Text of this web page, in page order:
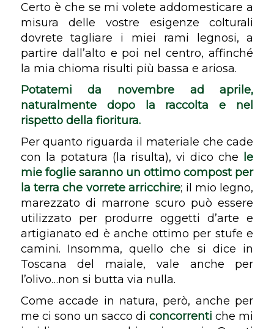
Certo è che se mi volete addomesticare a
misura delle vostre esigenze colturali
dovrete tagliare i miei rami legnosi, a
partire dall’alto e poi nel centro, affinché
la mia chioma risulti più bassa e ariosa.
Potatemi da novembre ad aprile,
naturalmente dopo la raccolta e nel
rispetto della fioritura.
Per quanto riguarda il materiale che cade
con la potatura (la risulta), vi dico che
le
mie foglie saranno un ottimo compost per
la terra che vorrete arricchire; il mio legno,
marezzato di marrone scuro può essere
utilizzato per produrre oggetti d’arte e
artigianato ed è anche ottimo per stufe e
camini. Insomma, quello che si dice in
Toscana del maiale, vale anche per
l’olivo…non si butta via nulla.
Come accade in natura, però, anche per
me ci sono un sacco diconcorrentiche mi